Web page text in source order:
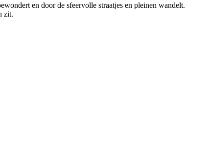
en door de sfeervolle straatjes en pleinen wandelt.
zit.